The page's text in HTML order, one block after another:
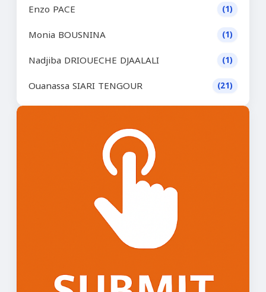
Enzo PACE (1)
Monia BOUSNINA (1)
Nadjiba DRIOUECHE DJAALALI (1)
Ouanassa SIARI TENGOUR (21)